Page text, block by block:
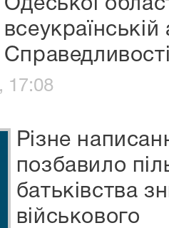
Одеської
всеукраїнській
17:08
Різне
позбавило
батьківства
військового